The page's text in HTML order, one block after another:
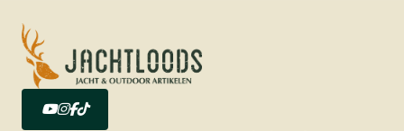
(22mm) onder de loop, waarop diverse
accessoires zoals lasers of lampen
gemonteerd kunnen worden.
Daarnaast kan de kracht van de Vesta